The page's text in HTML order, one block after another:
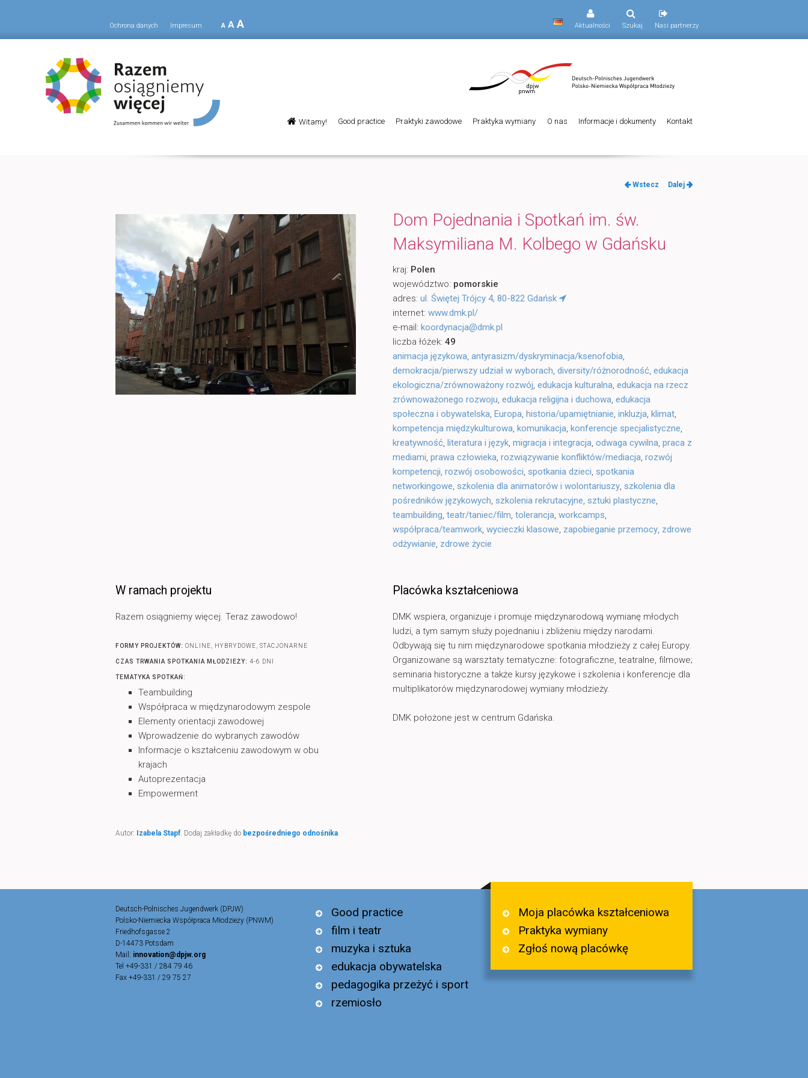
Ochrona danych Impresum A A A Aktualności Szukaj Nasi partnerzy
główne
Przeskocz
Witamy! Good practice Praktyki zawodowe Praktyka wymiany O nas Informacje i dokumenty Kontakt
Nawigacja
Wstecz Dalej
Dom Pojednania i Spotkań im. św.
Maksymiliana M. Kolbego w Gdańsku
kraj: Polen
województwo: pomorskie
adres: ul. Świętej Trójcy 4, 80-822 Gdańsk
internet: www.dmk.pl/
e-mail: koordynacja@dmk.pl
liczba łóżek: 49
animacja językowa, antyrasizm/dyskryminacja/ksenofobia,
demokracja/pierwszy udział w wyborach, diversity/różnorodność, edukacja
ekologiczna/zrównoważony rozwój, edukacja kulturalna, edukacja na rzecz
zrównoważonego rozwoju, edukacja religijna i duchowa, edukacja
społeczna i obywatelska, Europa, historia/upamiętnianie, inkluzja, klimat,
kompetencja międzykulturowa, komunikacja, konferencje specjalistyczne,
kreatywność, literatura i język, migracja i integracja, odwaga cywilna, praca z
mediami, prawa człowieka, rozwiązywanie konfliktów/mediacja, rozwój
kompetencji, rozwój osobowości, spotkania dzieci, spotkania
networkingowe, szkolenia dla animatorów i wolontariuszy, szkolenia dla
pośredników językowych, szkolenia rekrutacyjne, sztuki plastyczne,
teambuilding, teatr/taniec/film, tolerancja, workcamps,
współpraca/teamwork, wycieczki klasowe, zapobieganie przemocy, zdrowe
odżywianie, zdrowe życie
W ramach projektu
Razem osiągniemy więcej. Teraz zawodowo!
FORMY PROJEKTÓW: ONLINE, HYBRYDOWE, STACJONARNE
CZAS TRWANIA SPOTKANIA MŁODZIEŻY: 4-6 DNI
TEMATYKA SPOTKAŃ:
Teambuilding
Współpraca w międzynarodowym zespole
Elementy orientacji zawodowej
Wprowadzenie do wybranych zawodów
Informacje o kształceniu zawodowym w obu
krajach
Autoprezentacja
Empowerment
Placówka kształceniowa
DMK wspiera, organizuje i promuje międzynarodową wymianę młodych
ludzi, a tym samym służy pojednaniu i zbliżeniu między narodami.
Odbywają się tu nim międzynarodowe spotkania młodzieży z całej Europy.
Organizowane są warsztaty tematyczne: fotograficzne, teatralne, filmowe;
seminaria historyczne a także kursy językowe i szkolenia i konferencje dla
multiplikatorów międzynarodowej wymiany młodzieży.
DMK położone jest w centrum Gdańska.
Autor: Izabela Stapf . Dodaj zakładkę do bezpośredniego odnośnika
Deutsch-Polnisches Jugendwerk (DPJW)
Polsko-Niemiecka Współpraca Młodzieży (PNWM)
Friedhofsgasse 2
D-14473 Potsdam
Mail: innovation@dpjw.org
Tel +49-331 / 284 79 46
Fax +49-331 / 29 75 27
Good practice
film i teatr
muzyka i sztuka
edukacja obywatelska
pedagogika przeżyć i sport
rzemiosło
Moja placówka kształceniowa
Praktyka wymiany
Zgłoś nową placówkę